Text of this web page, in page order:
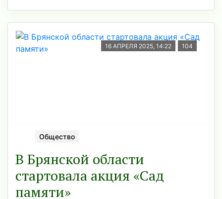
16 АПРЕЛЯ 2025, 14:22 104
Общество
В Брянской области
стартовала акция «Сад
памяти»